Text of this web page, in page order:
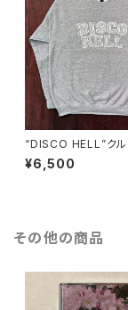
“DISCO HELL”クル
ウェットシャツ
¥6,500
その他の商品